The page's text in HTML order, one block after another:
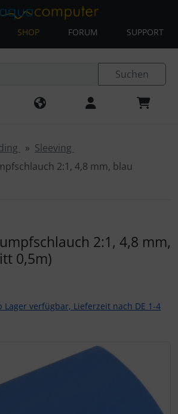
SHOP FORUM SUPPORT
Springe zum Inhalt
Suchen
Sleeving
2:1, 4,8 mm, blau
2:1, 4,8 mm,
0,5m)
Lager verfügbar, Lieferzeit nach DE 1-4
Produktbild existiert, können Sie die